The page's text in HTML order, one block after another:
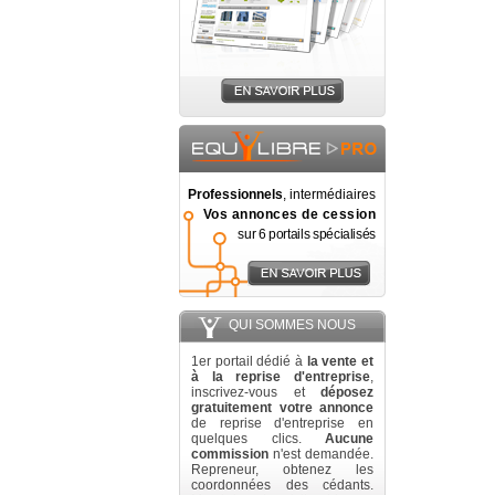
Professionnels, intermédiaires
Vos annonces de cession
sur 6 portails spécialisés
QUI SOMMES NOUS
1er portail dédié à la vente et
à la reprise d'entreprise,
inscrivez-vous et déposez
gratuitement votre annonce
de reprise d'entreprise en
quelques clics. Aucune
commission n'est demandée.
Repreneur, obtenez les
coordonnées des cédants.